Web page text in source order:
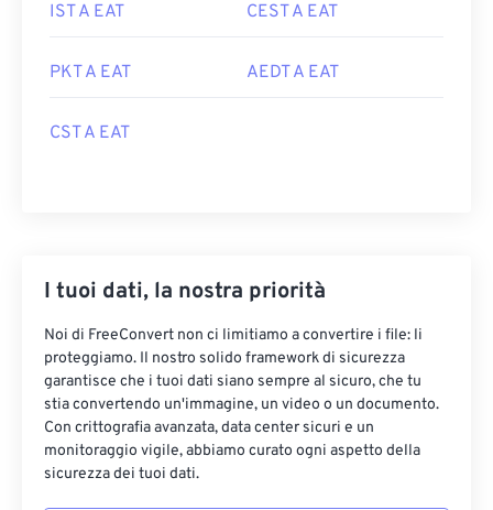
IST A EAT CEST A EAT
PKT A EAT AEDT A EAT
CST A EAT
I tuoi dati, la nostra priorità
Noi di FreeConvert non ci limitiamo a convertire i file: li
proteggiamo. Il nostro solido framework di sicurezza
garantisce che i tuoi dati siano sempre al sicuro, che tu
stia convertendo un'immagine, un video o un documento.
Con crittografia avanzata, data center sicuri e un
monitoraggio vigile, abbiamo curato ogni aspetto della
sicurezza dei tuoi dati.